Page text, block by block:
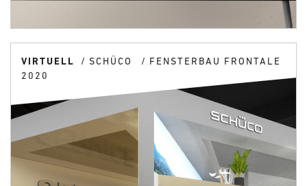
VIRTUELL SCHÜCO
FENSTERBAU FRONTALE
2020